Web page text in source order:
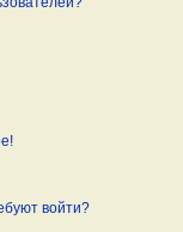
войти?